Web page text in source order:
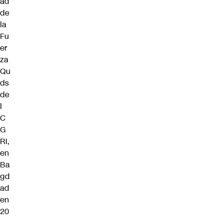
de
la
Fu
er
za
Qu
ds
de
l
C
G
RI,
en
Ba
gd
ad
en
20